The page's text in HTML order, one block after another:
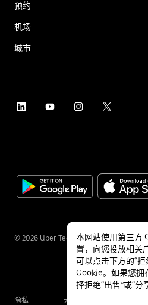
预约
机场
城市
© 2026 Uber Technologies Inc.
隐私 无障碍服务
本网站使用第三方
置，向您投放相关
可以点击下方的“
Cookie。如果您拥
择拒绝“出售”或“分